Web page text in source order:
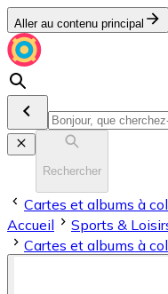
Aller au contenu principal
Rechercher
Cartes et albums à
Accueil
Sports &
Cartes et albums à